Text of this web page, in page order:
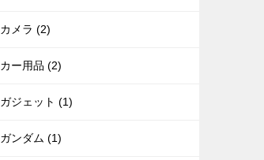
カメラ (2)
カー用品 (2)
ガジェット (1)
ガンダム (1)